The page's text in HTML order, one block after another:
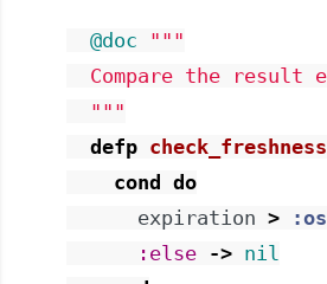
@doc
"""
Compare the result
  """
defp check_freshness
cond
do
expiration > :os
:else -> nil